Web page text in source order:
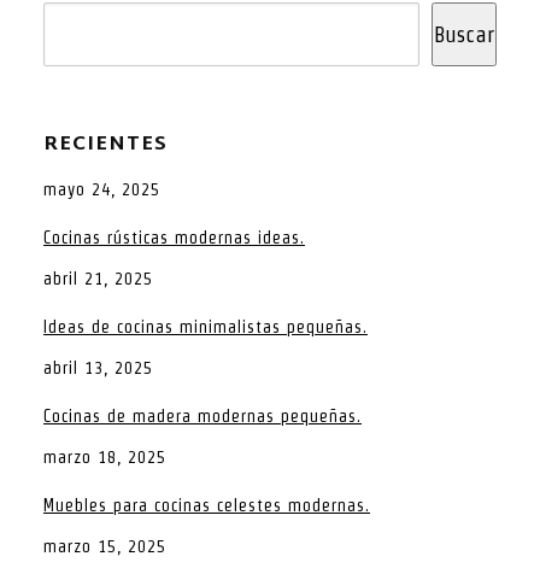
Buscar
RECIENTES
mayo 24, 2025
Cocinas rústicas modernas ideas.
abril 21, 2025
Ideas de cocinas minimalistas pequeñas.
abril 13, 2025
Cocinas de madera modernas pequeñas.
marzo 18, 2025
Muebles para cocinas celestes modernas.
marzo 15, 2025